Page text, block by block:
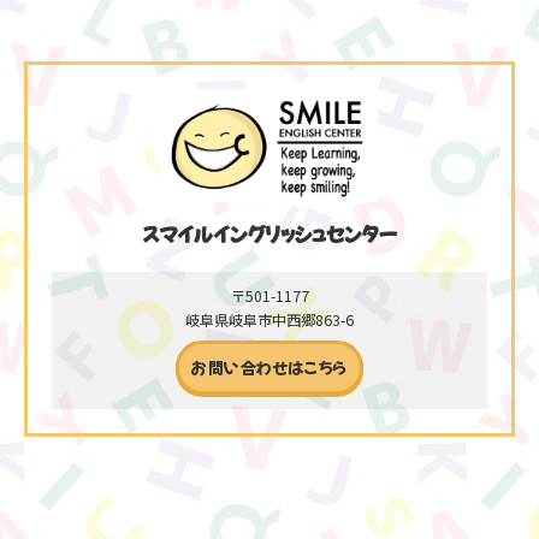
スマイルイングリッシュセンター
〒501-1177
岐阜県岐阜市中西郷863-6
お問い合わせはこちら